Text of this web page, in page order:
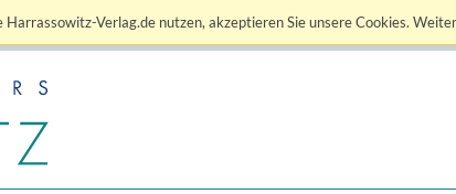
Verlag.de nutzen, akzeptieren Sie unsere Cookies.